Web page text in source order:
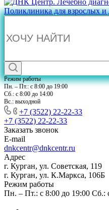
Режим работы
Пн. – Пт.: с 8:00 до 19:00
Сб.: с 8:00 до 14:00
Вс.: выходной
+7 (3522) 22-22-33
+7 (3522) 22-22-33
Заказать звонок
E-mail
dnkcentr@dnkcentr.ru
Адрес
г. Курган, ул. Советская, 119
г. Курган, ул. К.Маркса, 106Б
Режим работы
Пн. – Пт.: с 8:00 до 19:00 Сб.: